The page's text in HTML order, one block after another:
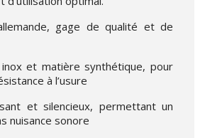
gage de qualité et de
et matière synthétique, pour
à l’usure
et silencieux, permettant un
nuisance sonore